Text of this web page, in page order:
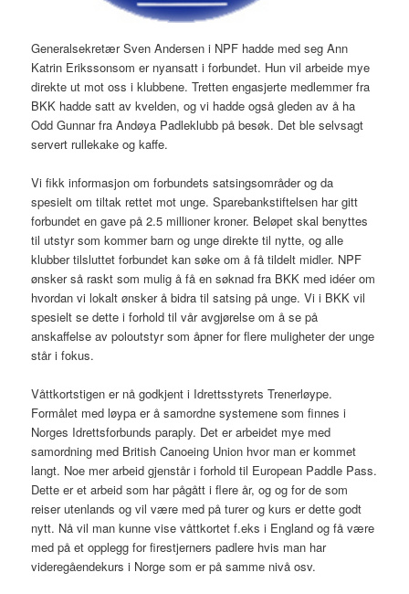
Generalsekretær Sven Andersen i NPF hadde med seg Ann
Katrin Erikssonsom er nyansatt i forbundet. Hun vil arbeide mye
direkte ut mot oss i klubbene. Tretten engasjerte medlemmer fra
BKK hadde satt av kvelden, og vi hadde også gleden av å ha
Odd Gunnar fra Andøya Padleklubb på besøk. Det ble selvsagt
servert rullekake og kaffe.
Vi fikk informasjon om forbundets satsingsområder og da
spesielt om tiltak rettet mot unge. Sparebankstiftelsen har gitt
forbundet en gave på 2.5 millioner kroner. Beløpet skal benyttes
til utstyr som kommer barn og unge direkte til nytte, og alle
klubber tilsluttet forbundet kan søke om å få tildelt midler. NPF
ønsker så raskt som mulig å få en søknad fra BKK med idéer om
hvordan vi lokalt ønsker å bidra til satsing på unge. Vi i BKK vil
spesielt se dette i forhold til vår avgjørelse om å se på
anskaffelse av poloutstyr som åpner for flere muligheter der unge
står i fokus.
Våttkortstigen er nå godkjent i Idrettsstyrets Trenerløype.
Formålet med løypa er å samordne systemene som finnes i
Norges Idrettsforbunds paraply. Det er arbeidet mye med
samordning med British Canoeing Union hvor man er kommet
langt. Noe mer arbeid gjenstår i forhold til European Paddle Pass.
Dette er et arbeid som har pågått i flere år, og og for de som
reiser utenlands og vil være med på turer og kurs er dette godt
nytt. Nå vil man kunne vise våttkortet f.eks i England og få være
med på et opplegg for firestjerners padlere hvis man har
videregåendekurs i Norge som er på samme nivå osv.